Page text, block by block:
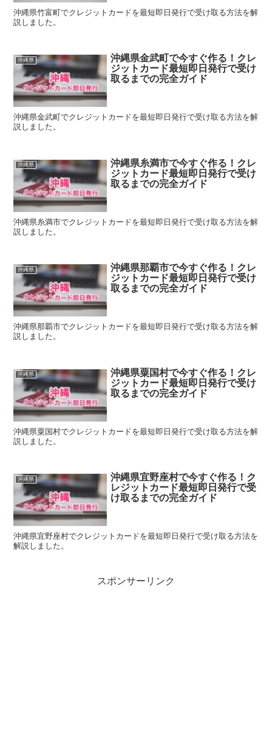
沖縄県竹富町でクレジットカードを最短即日発行で受け取る方法を解
説しました。
沖縄県
沖縄県金武町で今すぐ作る！クレ
ジットカード最短即日発行で受け
取るまでの完全ガイド
沖縄県金武町でクレジットカードを最短即日発行で受け取る方法を解
説しました。
沖縄県
沖縄県糸満市で今すぐ作る！クレ
ジットカード最短即日発行で受け
取るまでの完全ガイド
沖縄県糸満市でクレジットカードを最短即日発行で受け取る方法を解
説しました。
沖縄県
沖縄県那覇市で今すぐ作る！クレ
ジットカード最短即日発行で受け
取るまでの完全ガイド
沖縄県那覇市でクレジットカードを最短即日発行で受け取る方法を解
説しました。
沖縄県
沖縄県粟国村で今すぐ作る！クレ
ジットカード最短即日発行で受け
取るまでの完全ガイド
沖縄県粟国村でクレジットカードを最短即日発行で受け取る方法を解
説しました。
沖縄県
沖縄県宜野座村で今すぐ作る！ク
レジットカード最短即日発行で受
け取るまでの完全ガイド
沖縄県宜野座村でクレジットカードを最短即日発行で受け取る方法を
解説しました。
スポンサーリンク